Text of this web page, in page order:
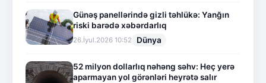
Günəş panellərində gizli təhlükə: Yanğın
riski barədə xəbərdarlıq
26.İyul.2026 10:52 Dünya
52 milyon dollarlıq nəhəng səhv: Heç yerə
aparmayan yol görənləri heyrətə salır